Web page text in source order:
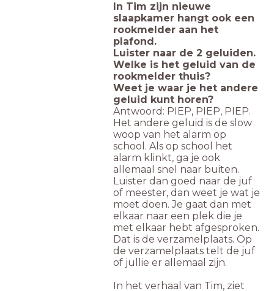
In Tim zijn nieuwe
slaapkamer hangt ook een
rookmelder aan het
plafond.
Luister naar de 2 geluiden.
Welke is het geluid van de
rookmelder thuis?
Weet je waar je het andere
geluid kunt horen?
Antwoord: PIEP, PIEP, PIEP.
Het andere geluid is de slow
woop van het alarm op
school. Als op school het
alarm klinkt, ga je ook
allemaal snel naar buiten.
Luister dan goed naar de juf
of meester, dan weet je wat je
moet doen. Je gaat dan met
elkaar naar een plek die je
met elkaar hebt afgesproken.
Dat is de verzamelplaats. Op
de verzamelplaats telt de juf
of jullie er allemaal zijn.
In het verhaal van Tim, ziet